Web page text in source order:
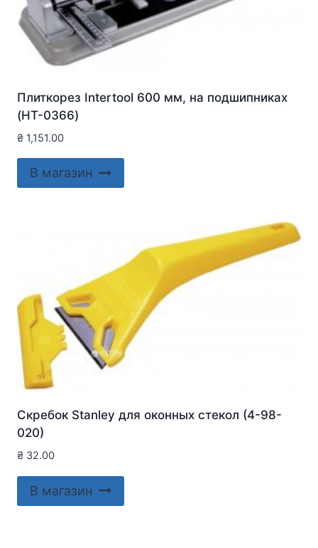
Плиткорез Intertool 600 мм, на подшипниках
(HT-0366)
₴ 1,151.00
В магазин
Скребок Stanley для оконныx стекол (4-98-
020)
₴ 32.00
В магазин